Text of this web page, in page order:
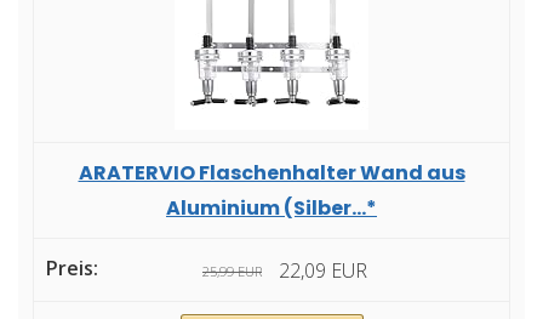
ARATERVIO Flaschenhalter Wand aus
Aluminium (Silber...*
25,99 EUR 22,09 EUR